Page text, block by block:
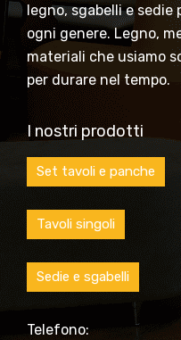
legno, sgabelli e sedie
ogni genere. Legno,
materiali che usiamo
per durare nel tempo.
I nostri prodotti
Set tavoli e panche
Tavoli singoli
Sedie e sgabelli
Telefono: